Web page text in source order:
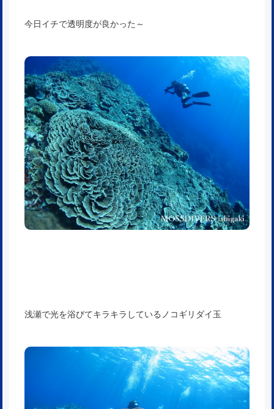
今日イチで透明度が良かった～
浅瀬で光を浴びてキラキラしているノコギリダイ玉